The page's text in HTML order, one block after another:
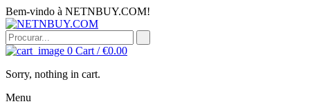
Bem-vindo à NETNBUY.COM!
0 Cart /€0.00
Sorry, nothing in cart.
Menu